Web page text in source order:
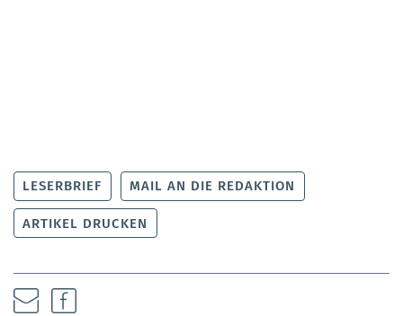
LESERBRIEF MAIL AN DIE REDAKTION
ARTIKEL DRUCKEN